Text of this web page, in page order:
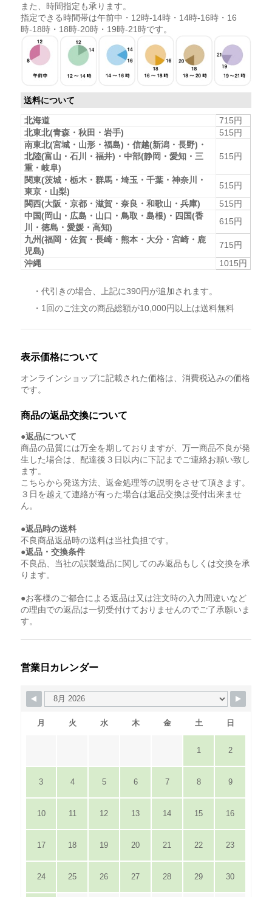
また、時間指定も承ります。
指定できる時間帯は午前中・12時-14時・14時-16時・16
時-18時・18時-20時・19時-21時です。
送料について
北海道
715円
北東北(青森・秋田・岩手)
515円
南東北(宮城・山形・福島)・信越(新潟・長野)・
北陸(富山・石川・福井)・中部(静岡・愛知・三
重・岐阜)
515円
関東(茨城・栃木・群馬・埼玉・千葉・神奈川・
東京・山梨)
515円
関西(大阪・京都・滋賀・奈良・和歌山・兵庫)
515円
中国(岡山・広島・山口・鳥取・島根)・四国(香
川・徳島・愛媛・高知)
615円
九州(福岡・佐賀・長崎・熊本・大分・宮崎・鹿
児島)
715円
沖縄
1015円
・代引きの場合、上記に390円が追加されます。
・1回のご注文の商品総額が10,000円以上は送料無料
表示価格について
オンラインショップに記載された価格は、消費税込みの価格
です。
商品の返品交換について
●返品について
商品の品質には万全を期しておりますが、万一商品不良が発
生した場合は、配達後３日以内に下記までご連絡お願い致し
ます。
こちらから発送方法、返金処理等の説明をさせて頂きます。
３日を越えて連絡が有った場合は返品交換は受付出来ませ
ん。
●返品時の送料
不良商品返品時の送料は当社負担です。
●返品・交換条件
不良品、当社の誤製造品に関してのみ返品もしくは交換を承
ります。
●お客様のご都合による返品は又は注文時の入力間違いなど
の理由での返品は一切受付けておりませんのでご了承願いま
す。
営業日カレンダー
月 火 水 木 金 土 日
1 2
3 4 5 6 7 8 9
10 11 12 13 14 15 16
17 18 19 20 21 22 23
24 25 26 27 28 29 30